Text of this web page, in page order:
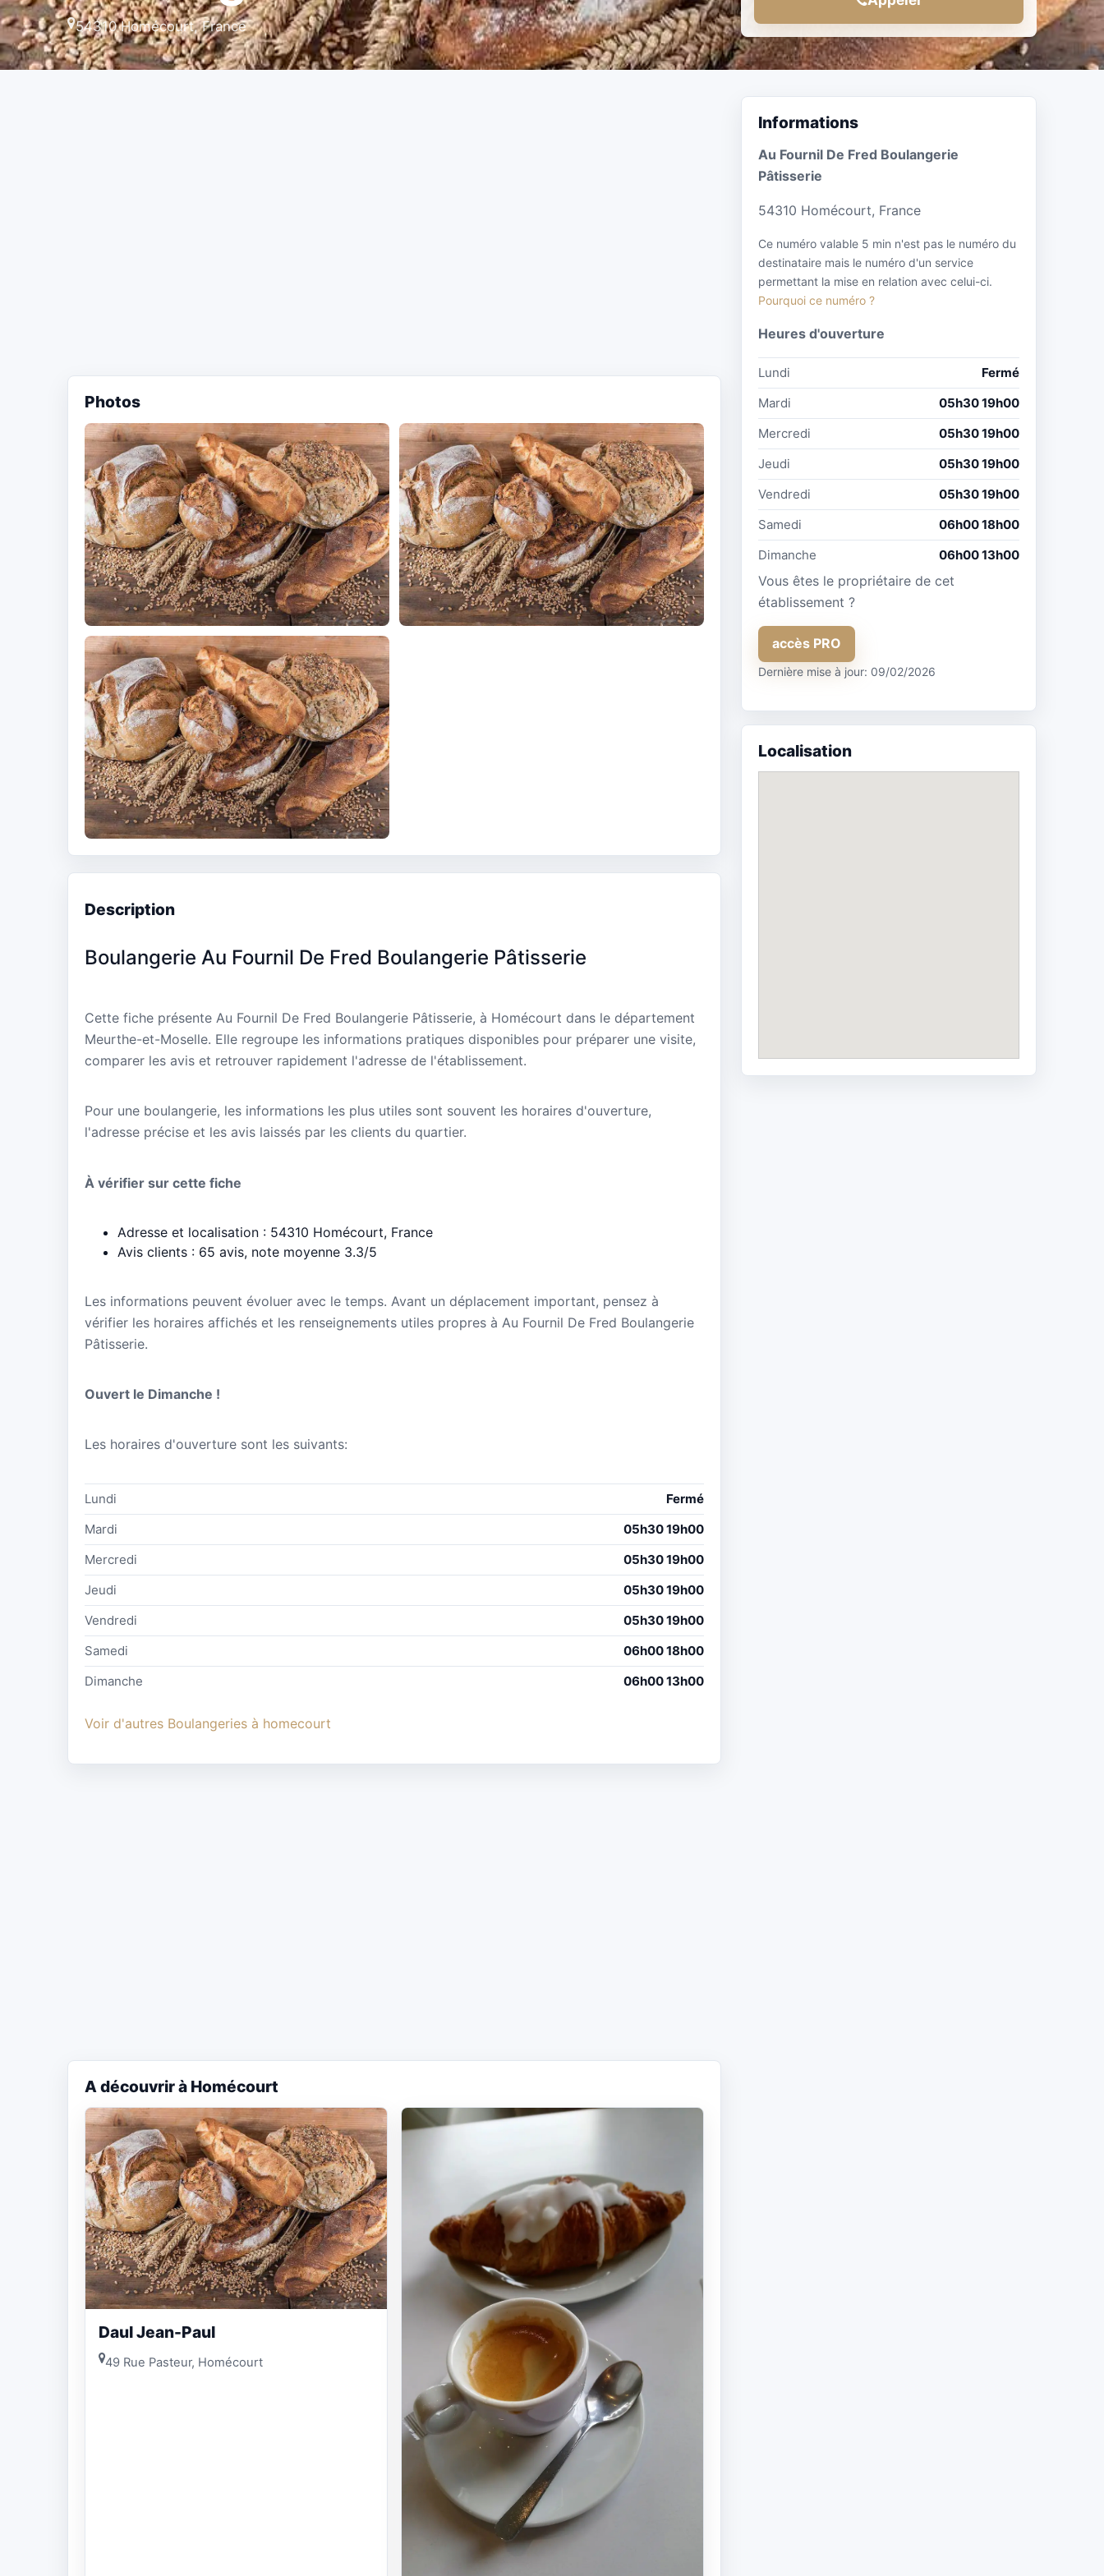
54310 Homécourt, France
Photos
Description
Boulangerie Au Fournil De Fred Boulangerie Pâtisserie
Cette fiche présente Au Fournil De Fred Boulangerie Pâtisserie, à Homécourt dans le département
Meurthe-et-Moselle. Elle regroupe les informations pratiques disponibles pour préparer une visite,
comparer les avis et retrouver rapidement l'adresse de l'établissement.
Pour une boulangerie, les informations les plus utiles sont souvent les horaires d'ouverture,
l'adresse précise et les avis laissés par les clients du quartier.
À vérifier sur cette fiche
Adresse et localisation : 54310 Homécourt, France
Avis clients : 65 avis, note moyenne 3.3/5
Les informations peuvent évoluer avec le temps. Avant un déplacement important, pensez à
vérifier les horaires affichés et les renseignements utiles propres à Au Fournil De Fred Boulangerie
Pâtisserie.
Ouvert le Dimanche !
Les horaires d'ouverture sont les suivants:
Lundi
Fermé
Mardi
05h30 19h00
Mercredi
05h30 19h00
Jeudi
05h30 19h00
Vendredi
05h30 19h00
Samedi
06h00 18h00
Dimanche
06h00 13h00
Voir d'autres Boulangeries à homecourt
A découvrir à Homécourt
Daul Jean-Paul
49 Rue Pasteur, Homécourt
Informations
Au Fournil De Fred Boulangerie
Pâtisserie
54310 Homécourt, France
Ce numéro valable 5 min n'est pas le numéro du
destinataire mais le numéro d'un service
permettant la mise en relation avec celui-ci.
Pourquoi ce numéro ?
Heures d'ouverture
Lundi
Fermé
Mardi
05h30 19h00
Mercredi
05h30 19h00
Jeudi
05h30 19h00
Vendredi
05h30 19h00
Samedi
06h00 18h00
Dimanche
06h00 13h00
Vous êtes le propriétaire de cet
établissement ?
accès PRO
Dernière mise à jour: 09/02/2026
Localisation